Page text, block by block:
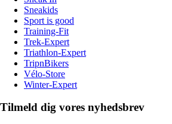
Sneakids
Sport is good
Training-Fit
Trek-Expert
Triathlon-Expert
TripnBikers
Vélo-Store
Winter-Expert
Tilmeld dig vores nyhedsbrev